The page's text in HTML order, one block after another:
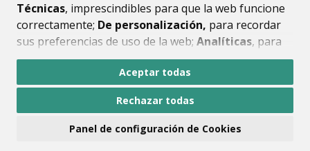
Técnicas, imprescindibles para que la web funcione
correctamente; De personalización, para recordar
sus preferencias de uso de la web; Analíticas, para
mejorar el funcionamiento de la web y sus servicios.
Si acepta pulsando el botón“Aceptar todas”
consideramos que acepta su uso. Si pulsa el botón
ninguna acción, se guardarán las cookies técnicas
Aceptar todas
Rechazar todas
Panel de configuración de Cookies